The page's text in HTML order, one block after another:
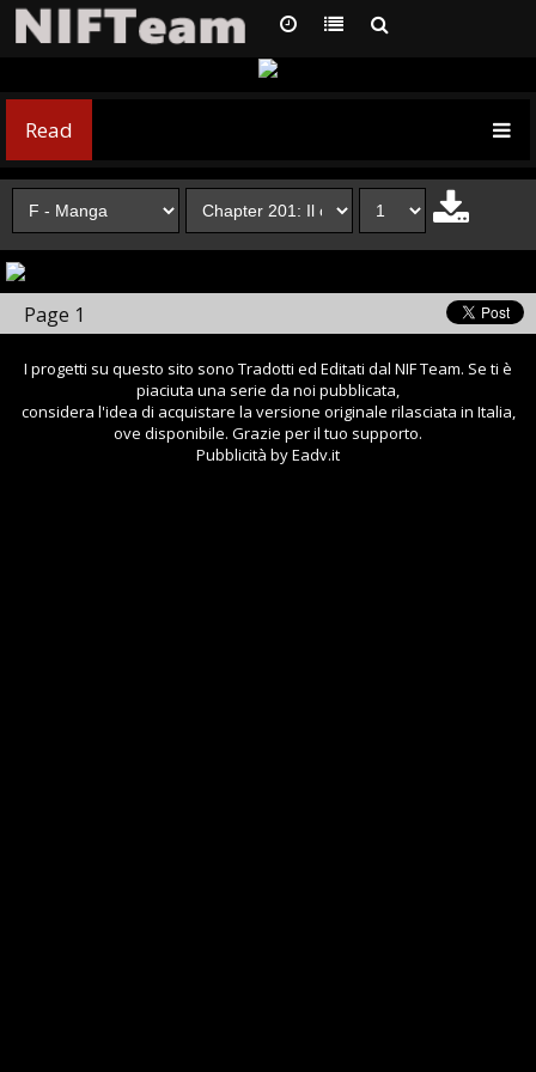
Read
Page 1
I progetti su questo sito sono Tradotti ed Editati dal NIF Team. Se ti è
piaciuta una serie da noi pubblicata,
considera l'idea di acquistare la versione originale rilasciata in Italia,
ove disponibile. Grazie per il tuo supporto.
Pubblicità by Eadv.it